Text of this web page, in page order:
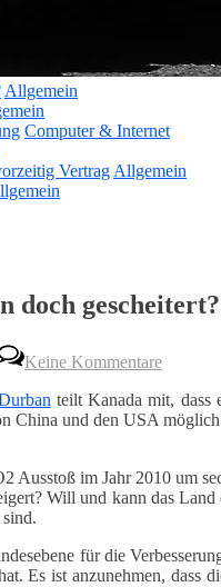
Allgemein
Computer & Internet
Vertrag Allgemein
doch gescheitert?
Keine KommentareDie
nun
doch
teilt Kanada mit, dass
China und den USA
Ausstoß im Jahr 2010 um
Will und kann das
für die
Es ist anzunehmen, dass